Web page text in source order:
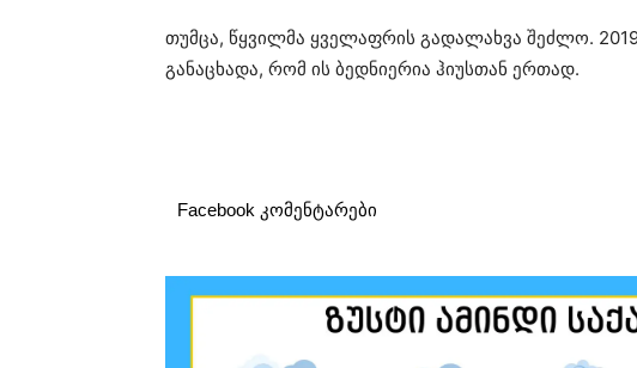
თუმცა, წყვილმა ყველაფრის გადალახვა შეძლო.
განაცხადა, რომ ის ბედნიერია ჰიუსთან ერთად.
Facebook კომენტარები